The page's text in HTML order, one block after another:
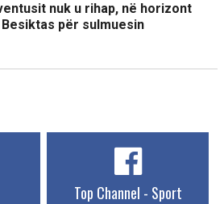
nuk u rihap, në horizont
për sulmuesin
Top Channel - Sport